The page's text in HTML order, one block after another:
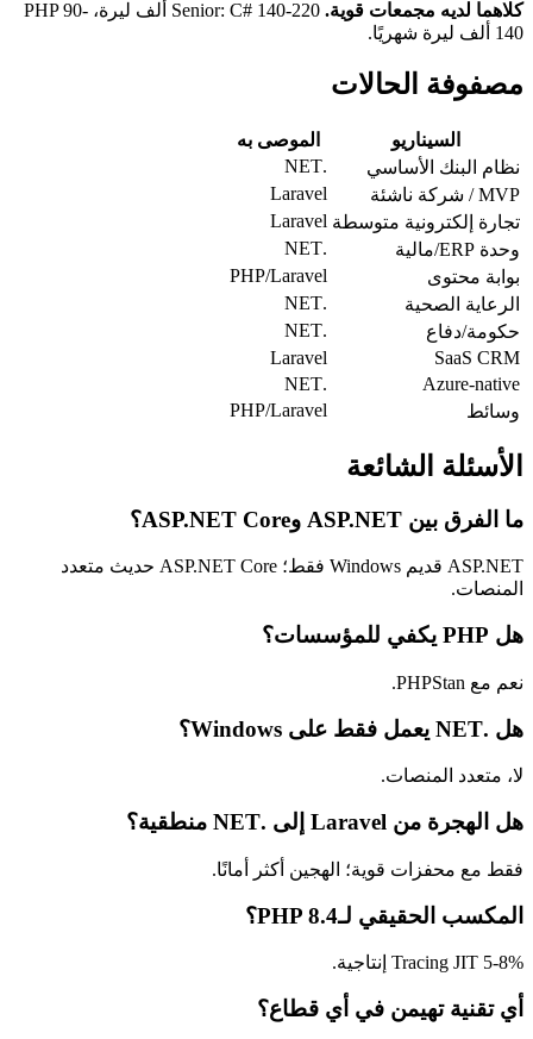
كلاهما لديه مجمعات قوية.
Senior: C# 140-220 ألف ليرة، PHP 90-
140 ألف ليرة شهريًا.
مصفوفة الحالات
السيناريو
الموصى به
نظام البنك الأساسي
.NET
MVP / شركة ناشئة
Laravel
تجارة إلكترونية متوسطة Laravel
وحدة ERP/مالية
.NET
بوابة محتوى
PHP/Laravel
الرعاية الصحية
.NET
حكومة/دفاع
.NET
SaaS CRM
Laravel
Azure-native
.NET
وسائط
PHP/Laravel
الأسئلة الشائعة
ما الفرق بين ASP.NET وASP.NET Core؟
ASP.NET قديم Windows فقط؛ ASP.NET Core حديث متعدد
المنصات.
هل PHP يكفي للمؤسسات؟
نعم مع PHPStan.
هل .NET يعمل فقط على Windows؟
لا، متعدد المنصات.
هل الهجرة من Laravel إلى .NET منطقية؟
فقط مع محفزات قوية؛ الهجين أكثر أمانًا.
المكسب الحقيقي لـPHP 8.4؟
Tracing JIT 5-8% إنتاجية.
أي تقنية تهيمن في أي قطاع؟